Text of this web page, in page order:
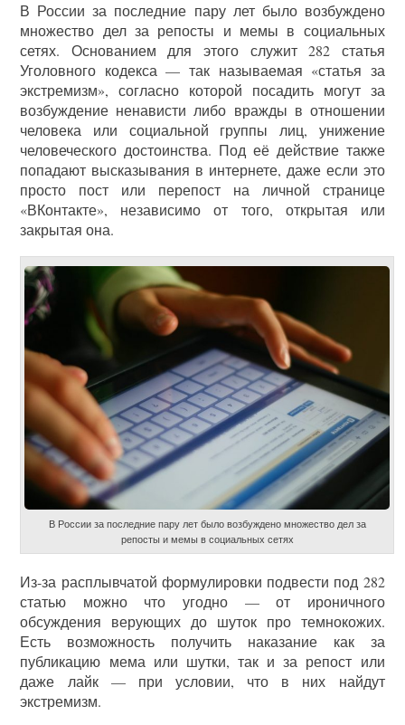
В России за последние пару лет было возбуждено
множество дел за репосты и мемы в социальных
сетях. Основанием для этого служит 282 статья
Уголовного кодекса — так называемая «статья за
экстремизм», согласно которой посадить могут за
возбуждение ненависти либо вражды в отношении
человека или социальной группы лиц, унижение
человеческого достоинства. Под её действие также
попадают высказывания в интернете, даже если это
просто пост или перепост на личной странице
«ВКонтакте», независимо от того, открытая или
закрытая она.
В России за последние пару лет было возбуждено множество дел за
репосты и мемы в социальных сетях
Из-за расплывчатой формулировки подвести под 282
статью можно что угодно — от ироничного
обсуждения верующих до шуток про темнокожих.
Есть возможность получить наказание как за
публикацию мема или шутки, так и за репост или
даже лайк — при условии, что в них найдут
экстремизм.